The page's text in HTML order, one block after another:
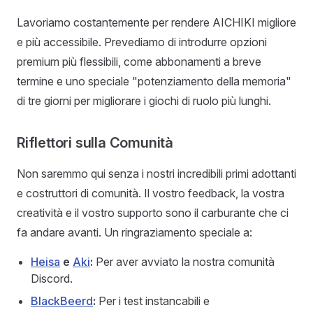
Lavoriamo costantemente per rendere AICHIKI migliore
e più accessibile. Prevediamo di introdurre opzioni
premium più flessibili, come abbonamenti a breve
termine e uno speciale "potenziamento della memoria"
di tre giorni per migliorare i giochi di ruolo più lunghi.
Riflettori sulla Comunità
Non saremmo qui senza i nostri incredibili primi adottanti
e costruttori di comunità. Il vostro feedback, la vostra
creatività e il vostro supporto sono il carburante che ci
fa andare avanti. Un ringraziamento speciale a:
Heisa e Aki: Per aver avviato la nostra comunità
Discord.
BlackBeerd: Per i test instancabili e